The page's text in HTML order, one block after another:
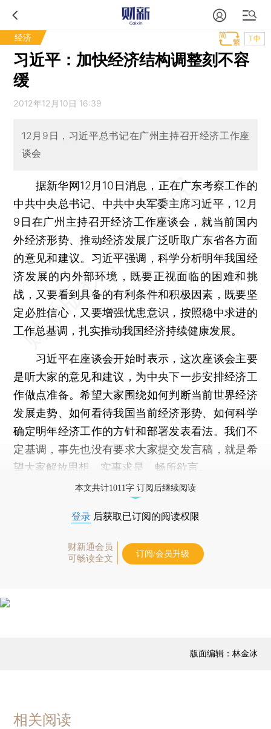
经济 T中
习近平：加快经济结构调整刻不容
缓
2012年12月10日 16:39
12月9日，习近平总书记在广州主持召开经济工作座
谈会
据新华网12月10日消息，正在广东考察工作的
中共中央总书记、中共中央军委主席习近平，12月
9日在广州主持召开经济工作座谈会，就当前国内
外经济形势、推动经济发展广泛听取广东省各方面
的意见和建议。习近平强调，科学分析明年我国经
济发展的内外部环境，既要正视面临的困难和挑
战，又要看到具备的有利条件和积极因素，既要坚
定必胜信心，又要增强忧患意识，按照稳中求进的
工作总基调，扎实推动我国经济持续健康发展。
习近平在座谈会开始时表示，这次座谈会主要
是听大家的意见和建议，为中央下一步安排经济工
作做点准备。希望大家围绕如何判断当前世界经济
发展走势、如何看待我国当前经济形势、如何科学
确定明年经济工作的方针和部署发表看法。我们不
定基调，事先也没有要求大家提交发言稿，就是希
望大家解放思想、实事求是、畅所欲言。
本文共计1011字 订阅后继续阅读
登录 后获取已订阅的阅读权限
财新通会员
可畅读全文
订阅/会员升级
版面编辑：林金冰
相关阅读